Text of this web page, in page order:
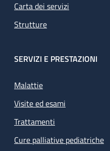
Carta dei servizi
Strutture
SERVIZI E PRESTAZIONI
Malattie
Visite ed esami
Trattamenti
Cure palliative pediatriche